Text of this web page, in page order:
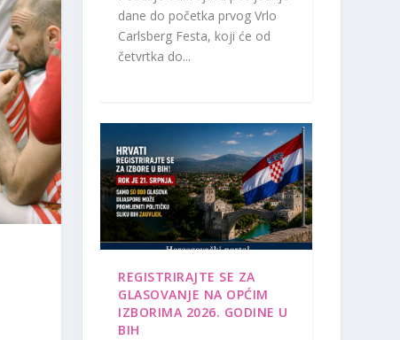
dane do početka prvog Vrlo
Carlsberg Festa, koji će od
četvrtka do...
REGISTRIRAJTE SE ZA
GLASOVANJE NA OPĆIM
IZBORIMA 2026. GODINE U
BIH